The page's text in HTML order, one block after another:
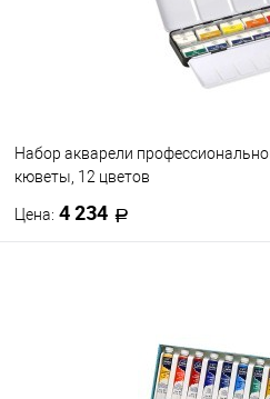
Набор акварели
кюветы, 12 цветов
Цена: 4 234